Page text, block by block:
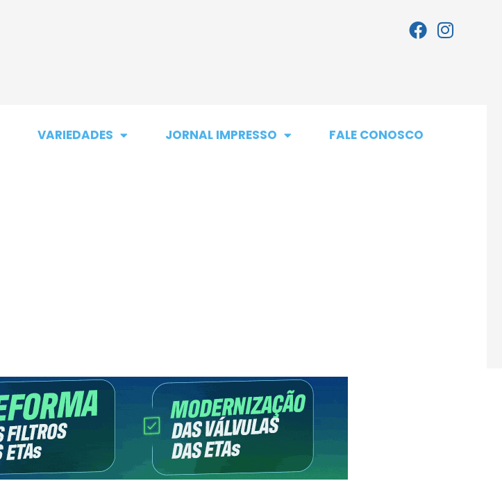
VARIEDADES JORNAL IMPRESSO FALE CONOSCO